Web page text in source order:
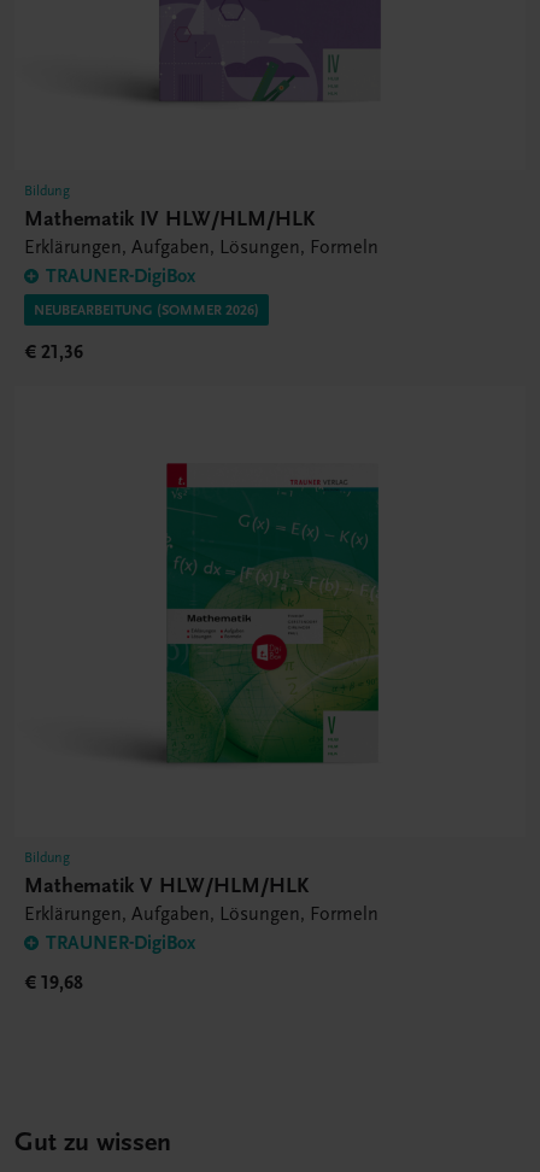
Bildung
Mathematik IV HLW/HLM/HLK
Erklärungen, Aufgaben, Lösungen, Formeln
TRAUNER-DigiBox
NEUBEARBEITUNG (SOMMER 2026)
€ 21,36
Bildung
Mathematik V HLW/HLM/HLK
Erklärungen, Aufgaben, Lösungen, Formeln
TRAUNER-DigiBox
€ 19,68
Gut zu wissen